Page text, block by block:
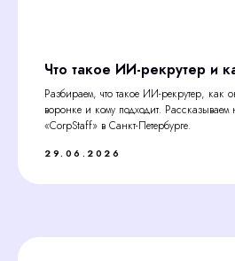
Что такое ИИ-рекрутер и
Разбираем, что такое ИИ-рекрутер, как
воронке и кому подходит. Рассказываем
«CorpStaff» в Санкт-Петербурге.
29.06.2026